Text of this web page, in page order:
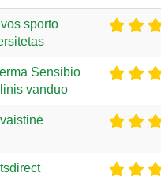
sporto
Sensibio
vanduo